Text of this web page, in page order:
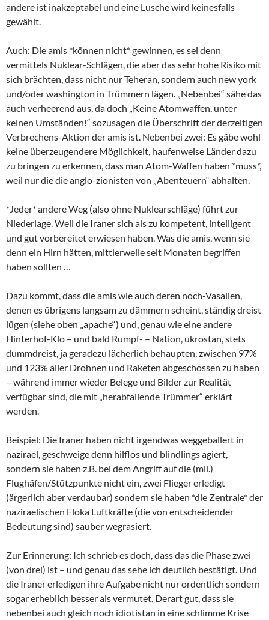
andere ist inakzeptabel und eine Lusche wird keinesfalls
gewählt.
Auch: Die amis *können nicht* gewinnen, es sei denn
vermittels Nuklear-Schlägen, die aber das sehr hohe Risiko mit
sich brächten, dass nicht nur Teheran, sondern auch new york
und/oder washington in Trümmern lägen. „Nebenbei“ sähe das
auch verheerend aus, da doch „Keine Atomwaffen, unter
keinen Umständen!“ sozusagen die Überschrift der derzeitigen
Verbrechens-Aktion der amis ist. Nebenbei zwei: Es gäbe wohl
keine überzeugendere Möglichkeit, haufenweise Länder dazu
zu bringen zu erkennen, dass man Atom-Waffen haben *muss*,
weil nur die die anglo-zionisten von „Abenteuern“ abhalten.
*Jeder* andere Weg (also ohne Nuklearschläge) führt zur
Niederlage. Weil die Iraner sich als zu kompetent, intelligent
und gut vorbereitet erwiesen haben. Was die amis, wenn sie
denn ein Hirn hätten, mittlerweile seit Monaten begriffen
haben sollten …
Dazu kommt, dass die amis wie auch deren noch-Vasallen,
denen es übrigens langsam zu dämmern scheint, ständig dreist
lügen (siehe oben „apache“) und, genau wie eine andere
Hinterhof-Klo – und bald Rumpf- – Nation, ukrostan, stets
dummdreist, ja geradezu lächerlich behaupten, zwischen 97%
und 123% aller Drohnen und Raketen abgeschossen zu haben
– während immer wieder Belege und Bilder zur Realität
verfügbar sind, die mit „herabfallende Trümmer“ erklärt
werden.
Beispiel: Die Iraner haben nicht irgendwas weggeballert in
nazirael, geschweige denn hilflos und blindlings agiert,
sondern sie haben z.B. bei dem Angriff auf die (mil.)
Flughäfen/Stützpunkte nicht ein, zwei Flieger erledigt
(ärgerlich aber verdaubar) sondern sie haben *die Zentrale* der
naziraelischen Eloka Luftkräfte (die von entscheidender
Bedeutung sind) sauber wegrasiert.
Zur Erinnerung: Ich schrieb es doch, dass das die Phase zwei
(von drei) ist – und genau das sehe ich deutlich bestätigt. Und
die Iraner erledigen ihre Aufgabe nicht nur ordentlich sondern
sogar erheblich besser als vermutet. Derart gut, dass sie
nebenbei auch gleich noch idiotistan in eine schlimme Krise